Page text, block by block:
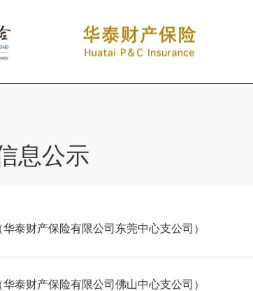
息公示
泰财产保险有限公司东莞中心支公司）
泰财产保险有限公司佛山中心支公司）